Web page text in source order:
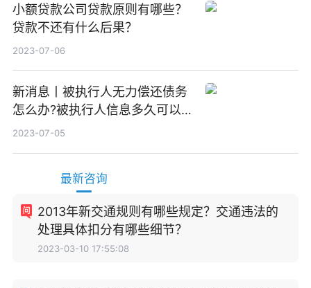
小额贷款公司贷款原则有哪些？
贷款不还有什么后果？
2023-07-06
新消息丨被执行人无力偿还债务
怎么办?被执行人信息多久可以
消除?
2023-07-05
最新咨询
2013年新交通规则有哪些规定？交通违法的
处理具体扣分有哪些细节？
2023-03-10 17:55:08